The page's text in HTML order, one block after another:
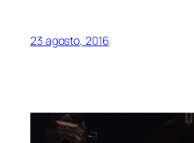
23 agosto, 2016